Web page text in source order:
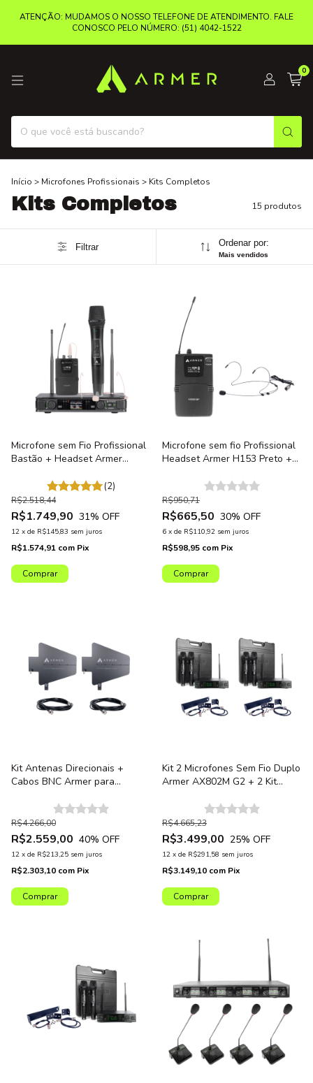
ATENÇÃO: MUDAMOS O NOSSO TELEFONE DE ATENDIMENTO. FALE
CONOSCO PELO NÚMERO: (51) 4042-1522
0
Início > Microfones Profissionais > Kits Completos
Kits Completos 15 produtos
Filtrar Ordenar por:
Mais vendidos
Microfone sem Fio Profissional
Bastão + Headset Armer
(2)
R$1.749,90
R$2.518,44
31% OFF
12 x de R$145,83 sem juros
R$1.574,91 com Pix
Microfone sem fio Profissional
Headset Armer H153 Preto +
R$665,50
R$950,71
30% OFF
6 x de R$110,92 sem juros
R$598,95 com Pix
Kit Antenas Direcionais +
Cabos BNC Armer para
R$2.559,00
R$4.266,00
40% OFF
12 x de R$213,25 sem juros
R$2.303,10 com Pix
Kit 2 Microfones Sem Fio Duplo
Armer AX802M G2 + 2 Kit
R$3.499,00
R$4.665,23
25% OFF
12 x de R$291,58 sem juros
R$3.149,10 com Pix